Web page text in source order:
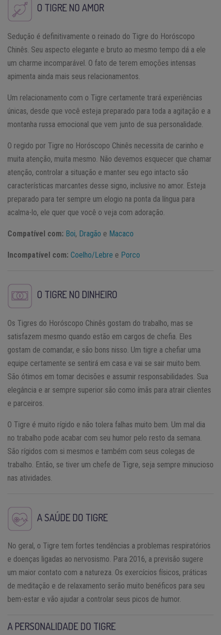
O TIGRE NO AMOR
Sedução é definitivamente o reinado do Tigre do Horóscopo
Chinês. Seu aspecto elegante e bruto ao mesmo tempo dá a ele
um charme incomparável. O fato de terem emoções intensas
apimenta ainda mais seus relacionamentos.
Um relacionamento com o Tigre certamente trará experiências
únicas, desde que você esteja preparado para toda a agitação e a
montanha russa emocional que vem junto de sua personalidade.
O regido por Tigre no Horóscopo Chinês necessita de carinho e
muita atenção, muita mesmo. Não devemos esquecer que chamar
atenção, controlar a situação e manter seu ego intacto são
características marcantes desse signo, inclusive no amor. Esteja
preparado para ter sempre um elogio na ponta da língua para
acalma-lo, ele quer que você o veja com adoração.
Compatível com: Boi, Dragão e Macaco
Incompatível com: Coelho/Lebre e Porco
O TIGRE NO DINHEIRO
Os Tigres do Horóscopo Chinês gostam do trabalho, mas se
satisfazem mesmo quando estão em cargos de chefia. Eles
gostam de comandar, e são bons nisso. Um tigre a chefiar uma
equipe certamente se sentirá em casa e vai se sair muito bem.
São ótimos em tomar decisões e assumir responsabilidades. Sua
elegância e ar sempre superior são como ímãs para atrair clientes
e parceiros.
O Tigre é muito rígido e não tolera falhas muito bem. Um mal dia
no trabalho pode acabar com seu humor pelo resto da semana.
São rígidos com si mesmos e também com seus colegas de
trabalho. Então, se tiver um chefe de Tigre, seja sempre minucioso
nas atividades.
A SAÚDE DO TIGRE
No geral, o Tigre tem fortes tendências a problemas respiratórios
e doenças ligadas ao nervosismo. Para 2016, a previsão sugere
um maior contato com a natureza. Os exercícios físicos, práticas
de meditação e de relaxamento serão muito benéficos para seu
bem-estar e vão ajudar a controlar seus picos de humor.
A PERSONALIDADE DO TIGRE